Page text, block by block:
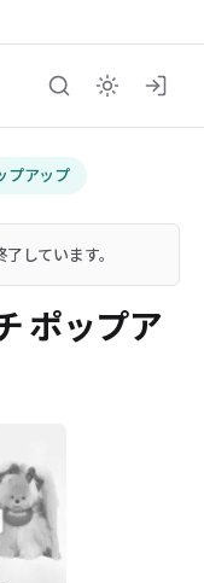
プアップ
しています。
ポップア